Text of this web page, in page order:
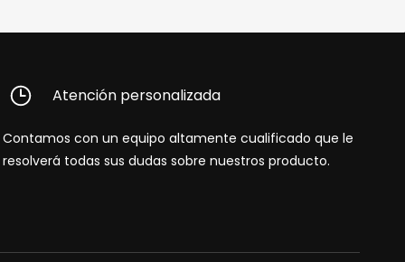
Atención personalizada
Contamos con un equipo altamente cualificado que le
resolverá todas sus dudas sobre nuestros producto.